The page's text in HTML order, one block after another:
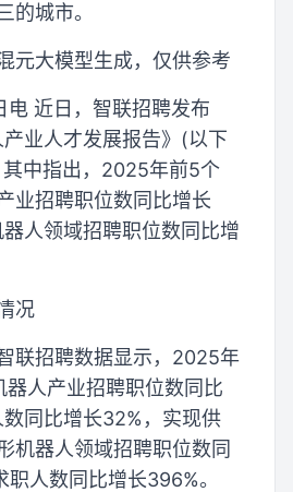
的城市。
元大模型生成，仅供参考
电 近日，智联招聘发布
产业人才发展报告》(以下
中指出，2025年前5个
业招聘职位数同比增长
人领域招聘职位数同比增
况
联招聘数据显示，2025年
器人产业招聘职位数同比
同比增长32%，实现供
机器人领域招聘职位数同
人数同比增长396%。